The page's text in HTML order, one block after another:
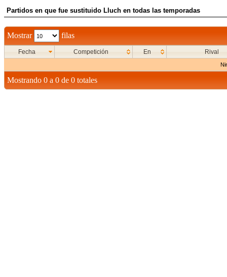
Partidos en que fue sustituido Lluch en todas las temporadas
Mostrar filas
Fecha Competición En Rival
Mostrando 0 a 0 de 0 totales